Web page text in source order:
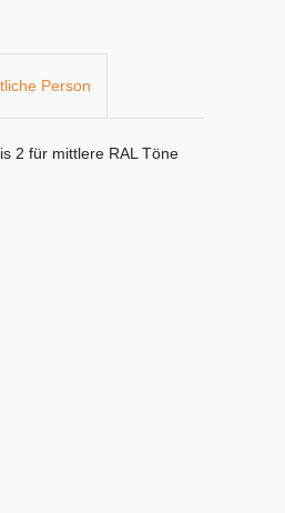
Person
2 für mittlere RAL Töne